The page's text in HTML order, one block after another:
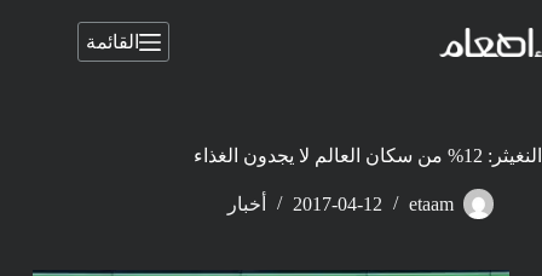
إلى
المحتوى
القائمة
النغيثر: 12% من سكان العالم لا يجدون الغذاء
etaam
2017-04-12 أخبار